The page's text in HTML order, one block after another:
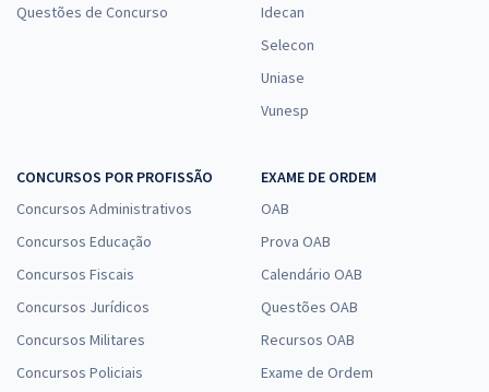
Questões de Concurso
Idecan
Selecon
Uniase
Vunesp
CONCURSOS POR PROFISSÃO
Concursos Administrativos
Concursos Educação
Concursos Fiscais
Concursos Jurídicos
Concursos Militares
Concursos Policiais
EXAME DE ORDEM
OAB
Prova OAB
Calendário OAB
Questões OAB
Recursos OAB
Exame de Ordem